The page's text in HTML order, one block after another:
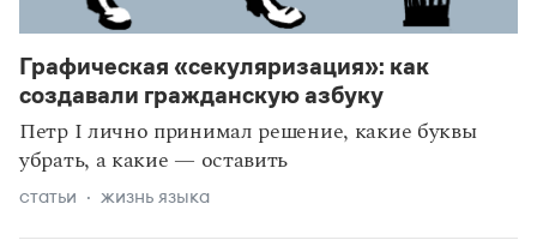
рекомендуем
Графическая «секуляризация»: как
создавали гражданскую азбуку
Петр I лично принимал решение, какие буквы
убрать, а какие — оставить
статьи жизнь языка